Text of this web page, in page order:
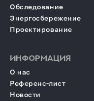
Обследование
Энергосбережение
Проектирование
ИНФОРМАЦИЯ
О нас
Референс-лист
Новости